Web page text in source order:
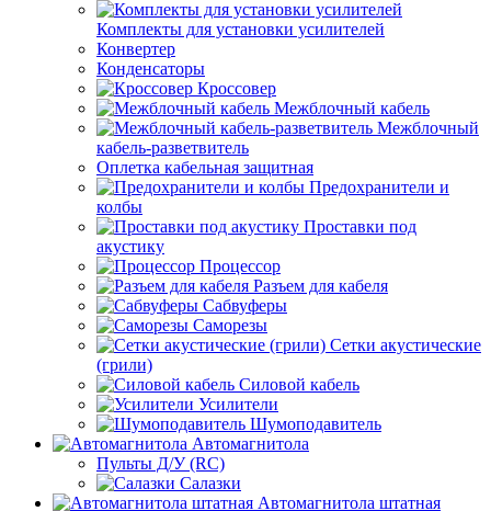
Комплекты для установки усилителей
Конвертер
Конденсаторы
Кроссовер
Межблочный кабель
Межблочный
кабель-разветвитель
Оплетка кабельная защитная
Предохранители и
колбы
Проставки под
акустику
Процессор
Разъем для кабеля
Сабвуферы
Саморезы
Сетки акустические
(грили)
Силовой кабель
Усилители
Шумоподавитель
Автомагнитола
Пульты Д/У (RC)
Салазки
Автомагнитола штатная